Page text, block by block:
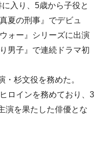
入り、5歳から子役と
夏の刑事』でデビュ
ォー』シリーズに出演
男子』で連続ドラマ初
・杉文役を務めた。
ロインを務めており、3
演を果たした俳優とな